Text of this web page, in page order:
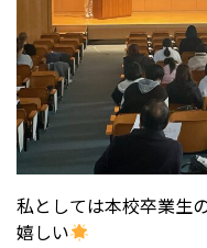
私としては本校卒業生
嬉しい